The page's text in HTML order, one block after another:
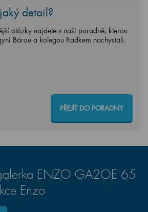
detail?
otázky najdete v naší poradně, kterou
Bárou a kolegou Radkem nachystali.
PŘEJÍT DO PORADNY
ENZO GA2OE 65
Enzo